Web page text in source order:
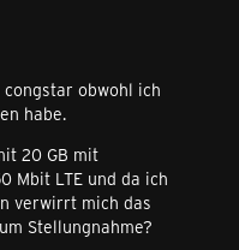
obwohl ich
habe.
20 GB mit
Mbit LTE und da ich
verwirrt mich das
Stellungnahme?